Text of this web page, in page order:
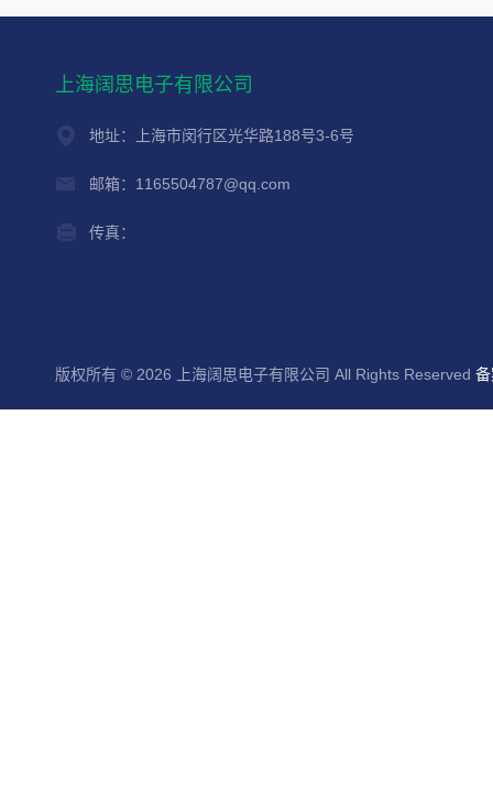
上海阔思电子有限公司
地址：上海市闵行区光华路188号3-6号
邮箱：1165504787@qq.com
传真：
版权所有 © 2026 上海阔思电子有限公司 All Rights Reserved